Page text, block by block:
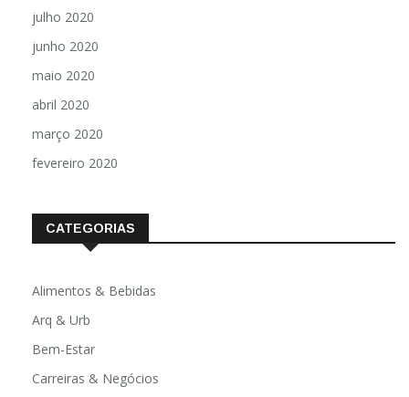
julho 2020
junho 2020
maio 2020
abril 2020
março 2020
fevereiro 2020
CATEGORIAS
Alimentos & Bebidas
Arq & Urb
Bem-Estar
Carreiras & Negócios